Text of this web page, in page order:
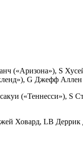
(«Аризона»), S
G Джефф
(«Теннесси»),
Ховард, LB